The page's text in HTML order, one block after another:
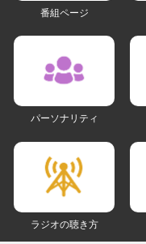
番組ページ
パーソナリティ
ラジオの聴き方